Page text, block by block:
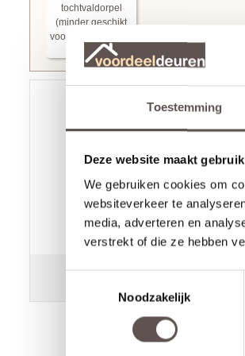
Toestemming
Deze website maakt
We gebruiken cookies om
websiteverkeer te
media, adverteren en
verstrekt of die ze hebben
Noodzakelijk
tochtvaldorpel
(minder geschikt
voor opdekdeuren)
+ € 99,95
10 Postma
Voordeeldeuren, super bedrijf en
communicatie